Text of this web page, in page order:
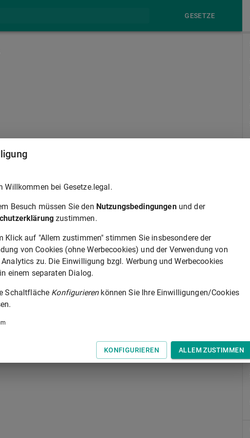
GESETZE
den Mieter von dem Vermieter an einen Dritten veräußert, so
der Dauer seines Eigentums aus dem Mietverhältnis
für den von dem Erwerber zu ersetzenden Schaden wie
Erlangt der Mieter von dem Übergang des Eigentums durch
der Haftung befreit, wenn nicht der Mieter das
zulässig ist.
Tastatur zur Navigation zwischen Normen.
Willkommen bei Gesetze.legal.
Besuch müssen Sie den Nutzungsbedingungenund der
zustimmen.
Klick auf "Allem zustimmen" stimmen Sie insbesondere der
von Cookies (ohne Werbecookies) und der Verwendung von
Analytics zu. Die Einwilligung bzgl. Werbung und Werbecookies
einem separaten Dialog.
Schaltfläche Konfigurierenkönnen Sie Ihre Einwilligungen/Cookies
KONFIGURIEREN ALLEM ZUSTIMMEN